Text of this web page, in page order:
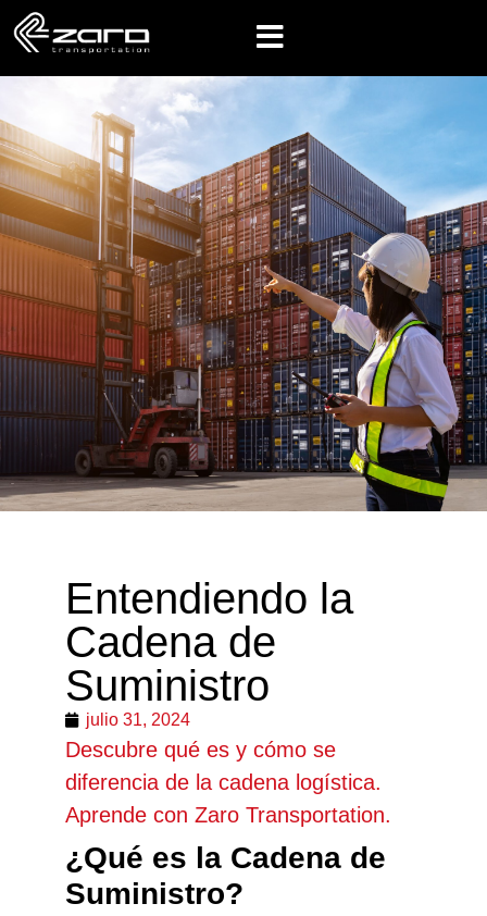
Entendiendo la
Cadena de
Suministro
julio 31, 2024
Descubre qué es y cómo se
diferencia de la cadena logística.
Aprende con Zaro Transportation.
¿Qué es la Cadena de
Suministro?